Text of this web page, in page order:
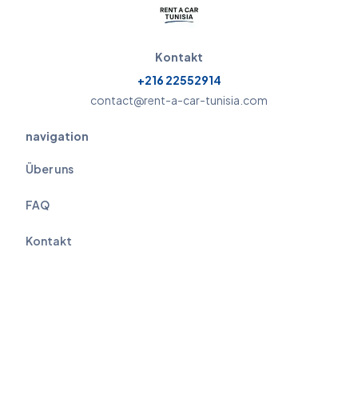
Kontakt
+216 22552914
contact@rent-a-car-tunisia.com
navigation
Über uns
FAQ
Kontakt